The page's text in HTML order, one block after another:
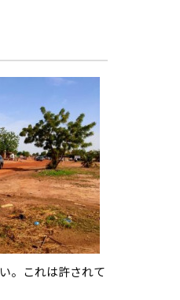
。これは許されて